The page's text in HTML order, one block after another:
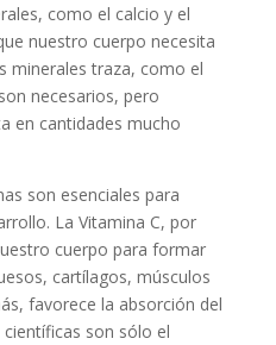
como el calcio y el
nuestro cuerpo necesita
minerales traza, como el
necesarios, pero
en cantidades mucho
son esenciales para
La Vitamina C, por
cuerpo para formar
cartílagos, músculos
favorece la absorción del
son sólo el